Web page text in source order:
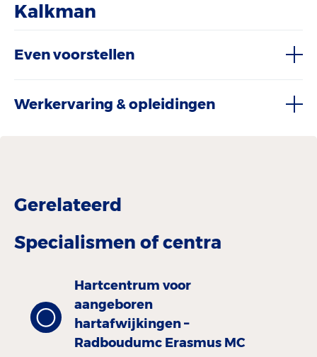
Kalkman
Even voorstellen
Werkervaring & opleidingen
Gerelateerd
Specialismen of centra
Hartcentrum voor
aangeboren
hartafwijkingen –
Radboudumc Erasmus MC